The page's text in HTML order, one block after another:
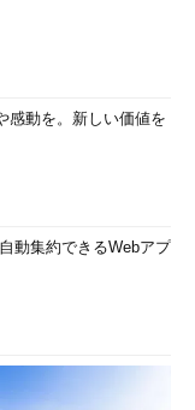
感動を。新しい価値を
動集約できるWebアプ